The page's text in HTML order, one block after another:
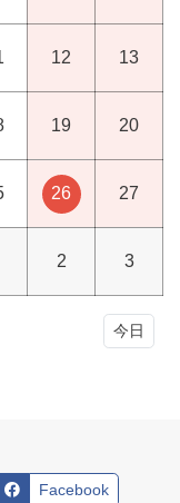
12 13
19 20
26 27
2 3
今日
Facebook